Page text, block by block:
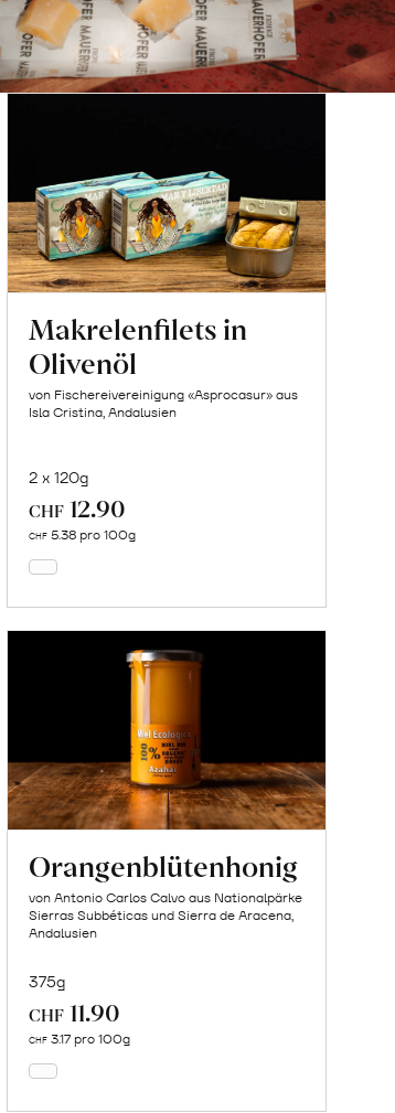
Makrelenfilets in
Olivenöl
von Fischereivereinigung «Asprocasur» aus
Isla Cristina, Andalusien
2 x 120g
CHF 12.90
CHF 5.38 pro 100g
Orangenblütenhonig
von Antonio Carlos Calvo aus Nationalpärke
Sierras Subbéticas und Sierra de Aracena,
Andalusien
375g
CHF 11.90
CHF 3.17 pro 100g